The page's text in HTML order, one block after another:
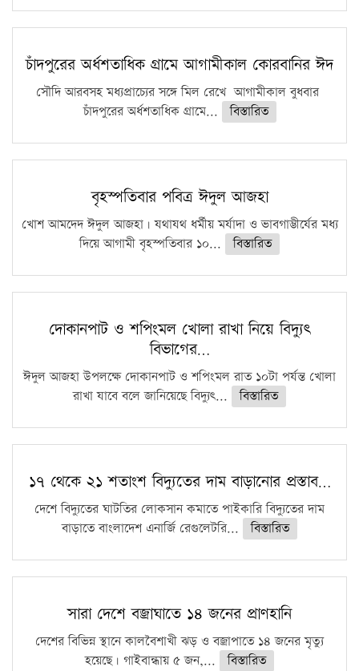
চাঁদপুরের অর্ধশতাধিক গ্রামে আগামীকাল কোরবানির ঈদ
সৌদি আরবসহ মধ্যপ্রাচ্যের সঙ্গে মিল রেখে আগামীকাল বুধবার
চাঁদপুরের অর্ধশতাধিক গ্রামে...
বিস্তারিত
বৃহস্পতিবার পবিত্র ঈদুল আজহা
খোশ আমদেদ ঈদুল আজহা। যথাযথ ধর্মীয় মর্যাদা ও ভাবগাম্ভীর্যের মধ্য
দিয়ে আগামী বৃহস্পতিবার ১০...
বিস্তারিত
দোকানপাট ও শপিংমল খোলা রাখা নিয়ে বিদ্যুৎ
বিভাগের…
ঈদুল আজহা উপলক্ষে দোকানপাট ও শপিংমল রাত ১০টা পর্যন্ত খোলা
রাখা যাবে বলে জানিয়েছে বিদ্যুৎ...
বিস্তারিত
১৭ থেকে ২১ শতাংশ বিদ্যুতের দাম বাড়ানোর প্রস্তাব…
দেশে বিদ্যুতের ঘাটতির লোকসান কমাতে পাইকারি বিদ্যুতের দাম
বাড়াতে বাংলাদেশ এনার্জি রেগুলেটরি...
বিস্তারিত
সারা দেশে বজ্রাঘাতে ১৪ জনের প্রাণহানি
দেশের বিভিন্ন স্থানে কালবৈশাখী ঝড় ও বজ্রাপাতে ১৪ জনের মৃত্যু
হয়েছে। গাইবান্ধায় ৫ জন,...
বিস্তারিত